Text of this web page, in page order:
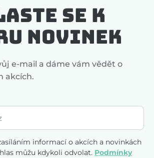
se k
novinek
e-mail a dáme vám vědět o
akcích.
informací o akcích a novinkách
můžu kdykoli odvolat. Podmínky